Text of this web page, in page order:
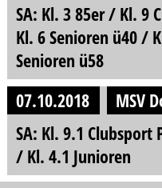
SA: Kl. 3 85er / Kl. 9
Kl. 6 Senioren ü40 /
Senioren ü58
07.10.2018
MSV
SA: Kl. 9.1 Clubsport
/ Kl. 4.1 Junioren